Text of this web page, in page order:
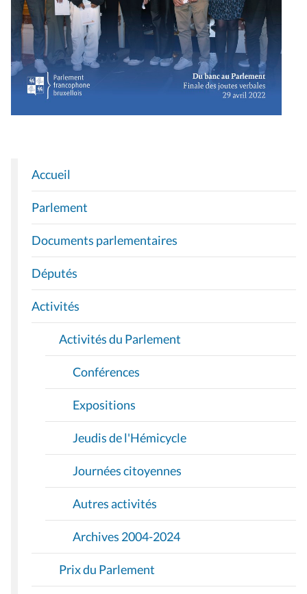
N
A
V
I
G
A
T
I
O
Accueil
Parlement
Documents parlementaires
Députés
Activités
Activités du Parlement
Conférences
Expositions
Jeudis de l'Hémicycle
Journées citoyennes
Autres activités
Archives 2004-2024
Prix du Parlement